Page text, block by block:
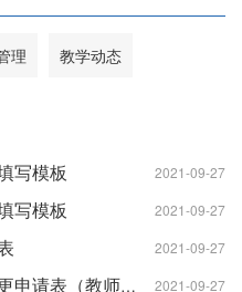
理 教学动态
写模板 2021-09-27
写模板 2021-09-27
2021-09-27
成人综艺 本科生课程成绩变更申请表（教师用） 2021-09-27